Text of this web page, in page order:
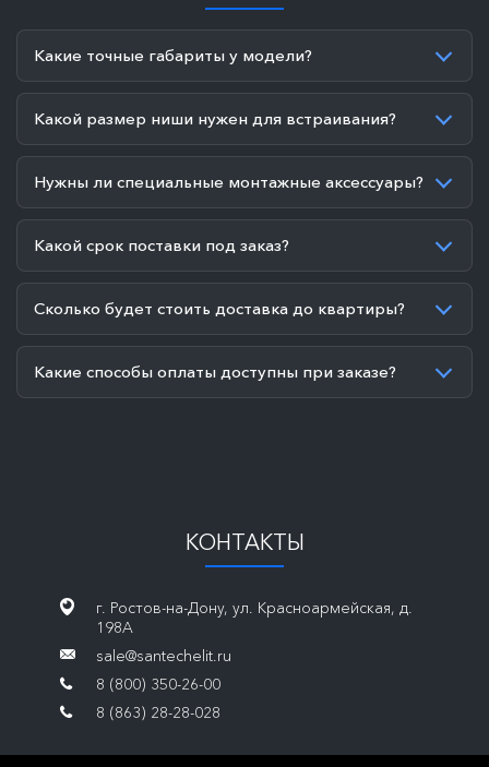
Какие точные габариты у модели?
Какой размер ниши нужен для встраивания?
Нужны ли специальные монтажные аксессуары?
Какой срок поставки под заказ?
Сколько будет стоить доставка до квартиры?
Какие способы оплаты доступны при заказе?
КОНТАКТЫ
г. Ростов-на-Дону, ул. Красноармейская, д.
198А
sale@santechelit.ru
8 (800) 350-26-00
8 (863) 28-28-028